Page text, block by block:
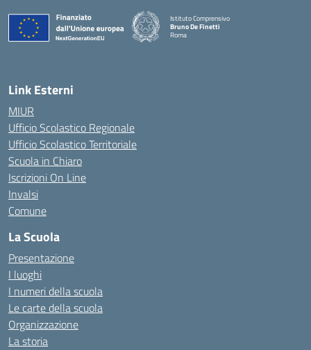
Istituto Comprensivo
Bruno De Finetti
Roma
Link Esterni
MIUR
Ufficio Scolastico Regionale
Ufficio Scolastico Territoriale
Scuola in Chiaro
Iscrizioni On Line
Invalsi
Comune
La Scuola
Presentazione
I luoghi
I numeri della scuola
Le carte della scuola
Organizzazione
La storia